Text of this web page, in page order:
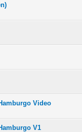
Video
V1